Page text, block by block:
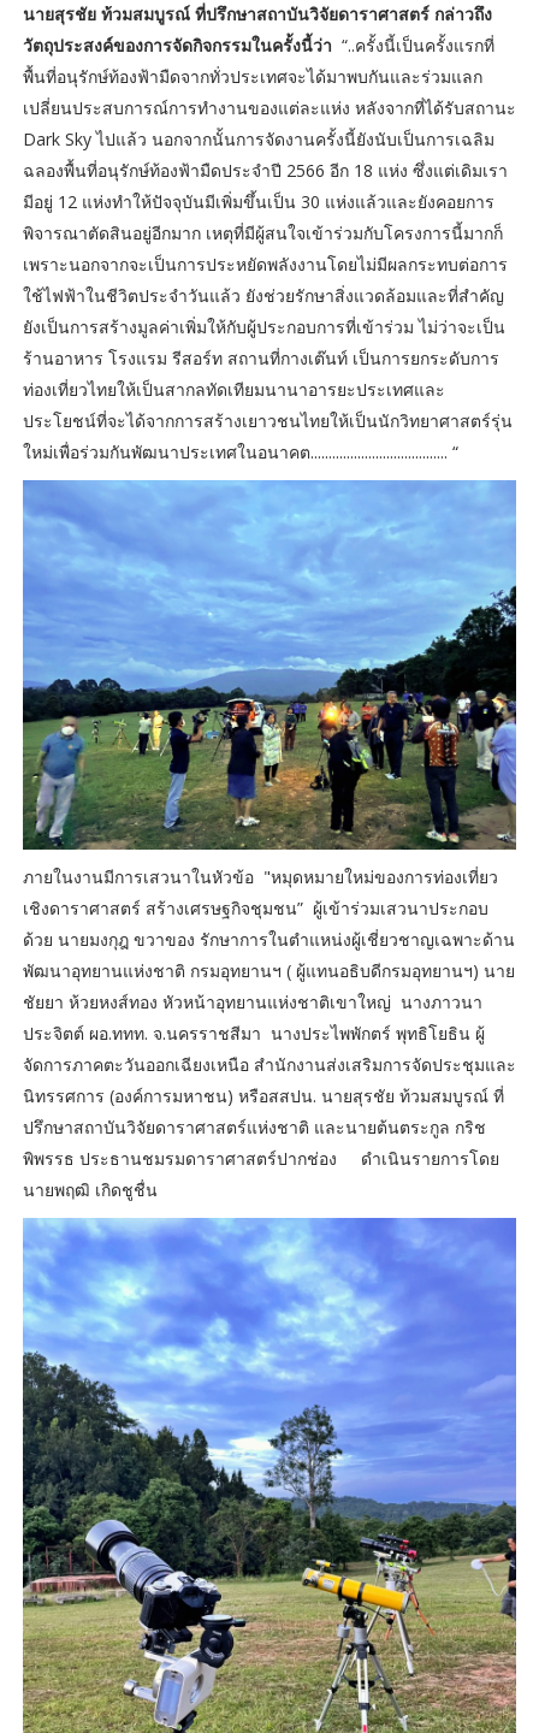
นายสุรชัย ท้วมสมบูรณ์ ที่ปรึกษาสถาบันวิจัยดาราศาสตร์ กล่าวถึง
วัตถุประสงค์ของการจัดกิจกรรมในครั้งนี้ว่า “..ครั้งนี้เป็นครั้งแรกที่
พื้นที่อนุรักษ์ท้องฟ้ามืดจากทั่วประเทศจะได้มาพบกันและร่วมแลก
เปลี่ยนประสบการณ์การทำงานของแต่ละแห่ง หลังจากที่ได้รับสถานะ
Dark Sky ไปแล้ว นอกจากนั้นการจัดงานครั้งนี้ยังนับเป็นการเฉลิม
ฉลองพื้นที่อนุรักษ์ท้องฟ้ามืดประจำปี 2566 อีก 18 แห่ง ซึ่งแต่เดิมเรา
มีอยู่ 12 แห่งทำให้ปัจจุบันมีเพิ่มขึ้นเป็น 30 แห่งแล้วและยังคอยการ
พิจารณาตัดสินอยู่อีกมาก เหตุที่มีผู้สนใจเข้าร่วมกับโครงการนี้มากก็
เพราะนอกจากจะเป็นการประหยัดพลังงานโดยไม่มีผลกระทบต่อการ
ใช้ไฟฟ้าในชีวิตประจำวันแล้ว ยังช่วยรักษาสิ่งแวดล้อมและที่สำคัญ
ยังเป็นการสร้างมูลค่าเพิ่มให้กับผู้ประกอบการที่เข้าร่วม ไม่ว่าจะเป็น
ร้านอาหาร โรงแรม รีสอร์ท สถานที่กางเต๊นท์ เป็นการยกระดับการ
ท่องเที่ยวไทยให้เป็นสากลทัดเทียมนานาอารยะประเทศและ
ประโยชน์ที่จะได้จากการสร้างเยาวชนไทยให้เป็นนักวิทยาศาสตร์รุ่น
ใหม่เพื่อร่วมกันพัฒนาประเทศในอนาคต...................................... “
ภายในงานมีการเสวนาในหัวข้อ "หมุดหมายใหม่ของการท่องเที่ยว
เชิงดาราศาสตร์ สร้างเศรษฐกิจชุมชน” ผู้เข้าร่วมเสวนาประกอบ
ด้วย นายมงกุฎ ขวาของ รักษาการในตำแหน่งผู้เชี่ยวชาญเฉพาะด้าน
พัฒนาอุทยานแห่งชาติ กรมอุทยานฯ ( ผู้แทนอธิบดีกรมอุทยานฯ) นาย
ชัยยา ห้วยหงส์ทอง หัวหน้าอุทยานแห่งชาติเขาใหญ่ นางภาวนา
ประจิตต์ ผอ.ททท. จ.นครราชสีมา นางประไพพักตร์ พุทธิโยธิน ผู้
จัดการภาคตะวันออกเฉียงเหนือ สำนักงานส่งเสริมการจัดประชุมและ
นิทรรศการ (องค์การมหาชน) หรือสสปน. นายสุรชัย ท้วมสมบูรณ์ ที่
ปรึกษาสถาบันวิจัยดาราศาสตร์แห่งชาติ และนายต้นตระกูล กริช
พิพรรธ ประธานชมรมดาราศาสตร์ปากช่อง ดำเนินรายการโดย
นายพฤฒิ เกิดชูชื่น